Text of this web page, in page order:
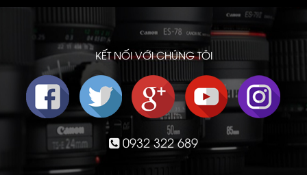
KẾT NỐI VỚI CHÚNG TÔI
0932 322 689